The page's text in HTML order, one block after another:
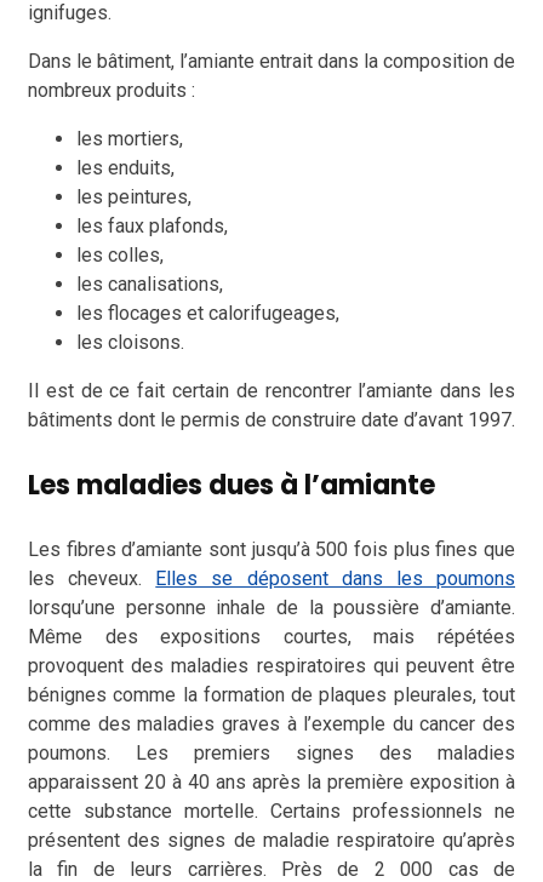
ignifuges.
Dans le bâtiment, l’amiante entrait dans la composition de
nombreux produits :
les mortiers,
les enduits,
les peintures,
les faux plafonds,
les colles,
les canalisations,
les flocages et calorifugeages,
les cloisons.
Il est de ce fait certain de rencontrer l’amiante dans les
bâtiments dont le permis de construire date d’avant 1997.
Les maladies dues à l’amiante
Les fibres d’amiante sont jusqu’à 500 fois plus fines que
les cheveux. Elles se déposent dans les poumons
lorsqu’une personne inhale de la poussière d’amiante.
Même des expositions courtes, mais répétées
provoquent des maladies respiratoires qui peuvent être
bénignes comme la formation de plaques pleurales, tout
comme des maladies graves à l’exemple du cancer des
poumons. Les premiers signes des maladies
apparaissent 20 à 40 ans après la première exposition à
cette substance mortelle. Certains professionnels ne
présentent des signes de maladie respiratoire qu’après
la fin de leurs carrières. Près de 2 000 cas de